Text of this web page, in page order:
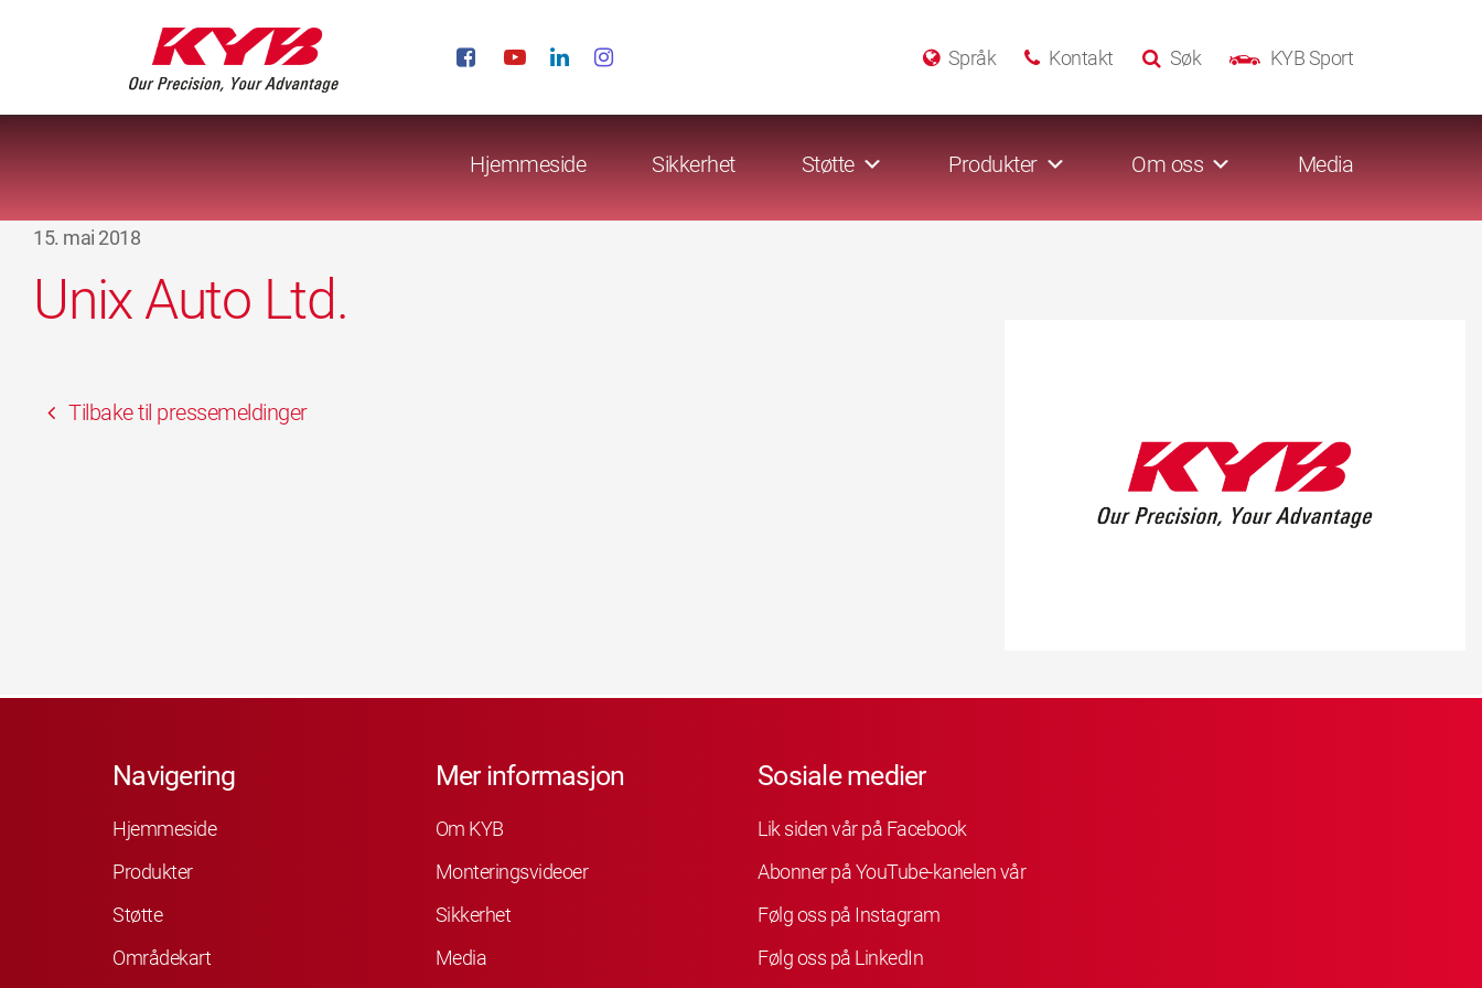
KYB Sport
Søk
Kontakt
Språk
Hjemmeside Sikkerhet Støtte Produkter Om oss Media
15. mai 2018
Unix Auto Ltd.
Tilbake til pressemeldinger
Navigering
Hjemmeside
Produkter
Støtte
Områdekart
Mer informasjon
Om KYB
Monteringsvideoer
Sikkerhet
Media
Sosiale medier
Lik siden vår på Facebook
Abonner på YouTube-kanelen vår
Følg oss på Instagram
Følg oss på LinkedIn